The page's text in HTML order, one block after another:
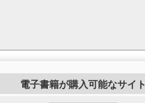
電子書籍が購入可能なサイト